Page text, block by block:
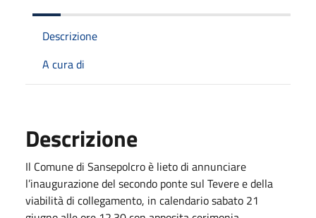
Descrizione
A cura di
Descrizione
Il Comune di Sansepolcro è lieto di annunciare
l’inaugurazione del secondo ponte sul Tevere e della
viabilità di collegamento, in calendario sabato 21